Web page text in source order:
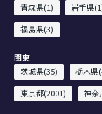
青森県(1)
岩手県
福島県(3)
関東
茨城県(35)
栃木県
東京都(2001)
神奈